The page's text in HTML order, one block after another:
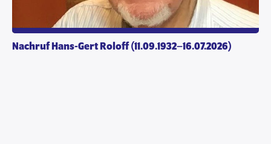
Nachruf Hans-Gert Roloff (11.09.1932–16.07.2026)